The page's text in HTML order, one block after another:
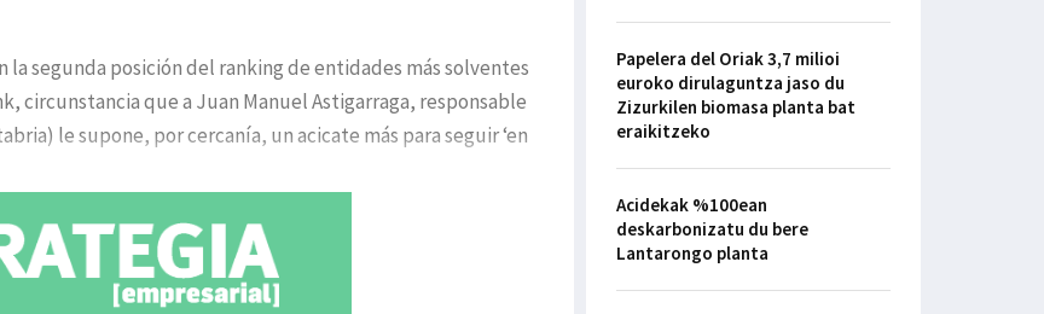
segunda posición del ranking de entidades más solventes
circunstancia que a Juan Manuel Astigarraga, responsable
le supone, por cercanía, un acicate más para seguir ‘en
Papelera del Oriak 3,7 milioi
euroko dirulaguntza jaso du
Zizurkilen biomasa planta bat
eraikitzeko
Acidekak %100ean
deskarbonizatu du bere
Lantarongo planta